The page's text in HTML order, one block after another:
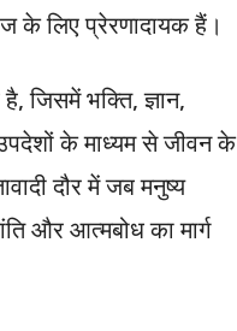
के लिए प्रेरणादायक हैं।
जिसमें भक्ति, ज्ञान,
के माध्यम से जीवन के
दौर में जब मनुष्य
और आत्मबोध का मार्ग